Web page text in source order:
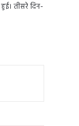
तीसरे दिन-